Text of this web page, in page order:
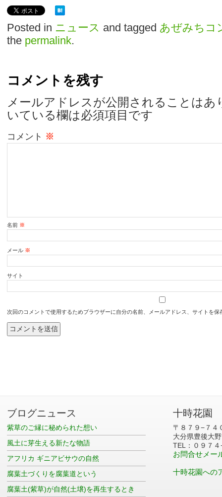
Posted in ニュース and tagged あぜみちコ
the permalink.
コメントを残す
メールアドレスが公開されることはあ
いている欄は必須項目です
コメント ※
名前 ※
メール ※
サイト
次回のコメントで使用するためブラウザーに自分の名前、メールアドレス、サイトを保
ブログニュース
紫草のご縁に秘められた想い
風土に芽生える新たな物語
アフリカ ギニアビサウの自然
腐葉土づくりを腐葉道という
腐葉土(紫草)が自然(土壌)を再生するとき
十時花園
〒８７９−７４
大分県豊後大
TEL：０９７
お問合せメー
十時花園への